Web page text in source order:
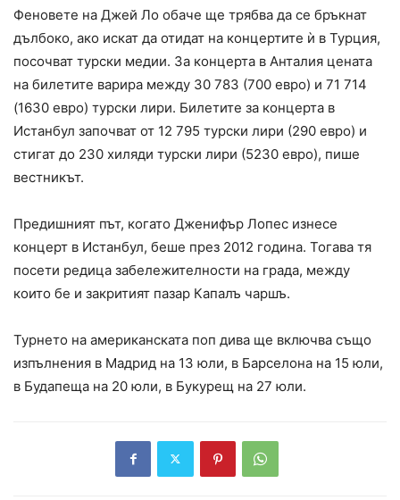
Феновете на Джей Ло обаче ще трябва да се бръкнат
дълбоко, ако искат да отидат на концертите ѝ в Турция,
посочват турски медии. За концерта в Анталия цената
на билетите варира между 30 783 (700 евро) и 71 714
(1630 евро) турски лири. Билетите за концерта в
Истанбул започват от 12 795 турски лири (290 евро) и
стигат до 230 хиляди турски лири (5230 евро), пише
вестникът.
Предишният път, когато Дженифър Лопес изнесе
концерт в Истанбул, беше през 2012 година. Тогава тя
посети редица забележителности на града, между
които бе и закритият пазар Капалъ чаршъ.
Турнето на американската поп дива ще включва също
изпълнения в Мадрид на 13 юли, в Барселона на 15 юли,
в Будапеща на 20 юли, в Букурещ на 27 юли.